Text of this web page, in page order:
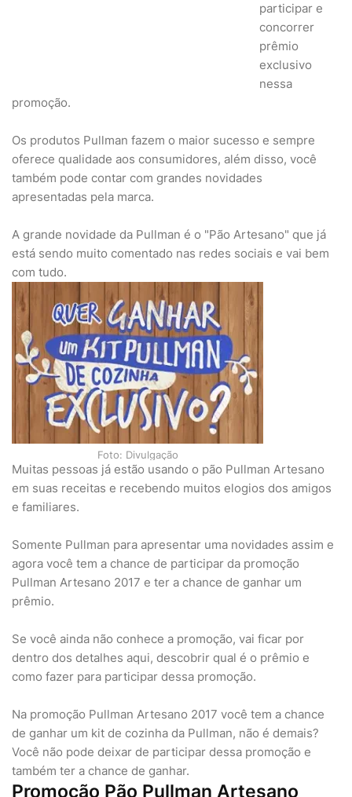
participar e
concorrer
prêmio
exclusivo
nessa
promoção.
Os produtos Pullman fazem o maior sucesso e sempre
oferece qualidade aos consumidores, além disso, você
também pode contar com grandes novidades
apresentadas pela marca.
A grande novidade da Pullman é o "Pão Artesano" que já
está sendo muito comentado nas redes sociais e vai bem
com tudo.
Foto: Divulgação
Muitas pessoas já estão usando o pão Pullman Artesano
em suas receitas e recebendo muitos elogios dos amigos
e familiares.
Somente Pullman para apresentar uma novidades assim e
agora você tem a chance de participar da promoção
Pullman Artesano 2017 e ter a chance de ganhar um
prêmio.
Se você ainda não conhece a promoção, vai ficar por
dentro dos detalhes aqui, descobrir qual é o prêmio e
como fazer para participar dessa promoção.
Na promoção Pullman Artesano 2017 você tem a chance
de ganhar um kit de cozinha da Pullman, não é demais?
Você não pode deixar de participar dessa promoção e
também ter a chance de ganhar.
Promoção Pão Pullman Artesano